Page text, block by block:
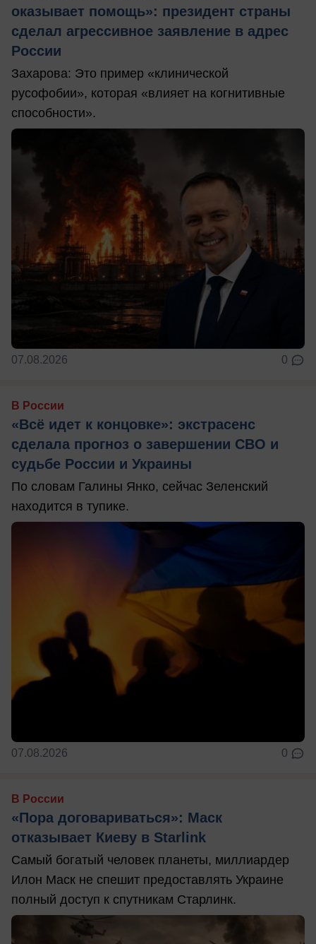
оказывает помощь»: президент страны
сделал агрессивное заявление в адрес
России
Захарова: Это пример «клинической
русофобии», которая «влияет на когнитивные
способности».
07.08.2026 0
В России
«Всё идет к концовке»: экстрасенс
сделала прогноз о завершении СВО и
судьбе России и Украины
По словам Галины Янко, сейчас Зеленский
находится в тупике.
07.08.2026 0
В России
«Пора договариваться»: Маск
отказывает Киеву в Starlink
Самый богатый человек планеты, миллиардер
Илон Маск не спешит предоставлять Украине
полный доступ к спутникам Старлинк.